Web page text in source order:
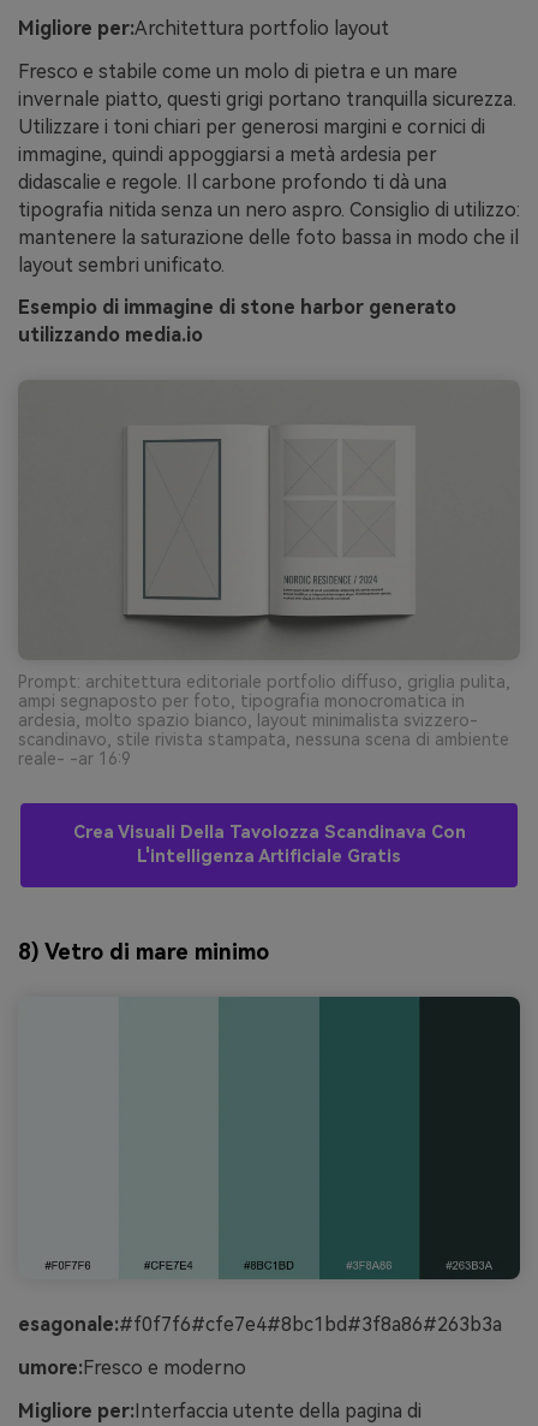
Migliore per:Architettura portfolio layout
Fresco e stabile come un molo di pietra e un mare
invernale piatto, questi grigi portano tranquilla sicurezza.
Utilizzare i toni chiari per generosi margini e cornici di
immagine, quindi appoggiarsi a metà ardesia per
didascalie e regole. Il carbone profondo ti dà una
tipografia nitida senza un nero aspro. Consiglio di utilizzo:
mantenere la saturazione delle foto bassa in modo che il
layout sembri unificato.
Esempio di immagine di stone harbor generato
utilizzando media.io
Prompt: architettura editoriale portfolio diffuso, griglia pulita,
ampi segnaposto per foto, tipografia monocromatica in
ardesia, molto spazio bianco, layout minimalista svizzero-
scandinavo, stile rivista stampata, nessuna scena di ambiente
reale- -ar 16:9
Crea Visuali Della Tavolozza Scandinava Con
L'intelligenza Artificiale Gratis
8) Vetro di mare minimo
esagonale:#f0f7f6#cfe7e4#8bc1bd#3f8a86#263b3a
umore:Fresco e moderno
Migliore per:Interfaccia utente della pagina di